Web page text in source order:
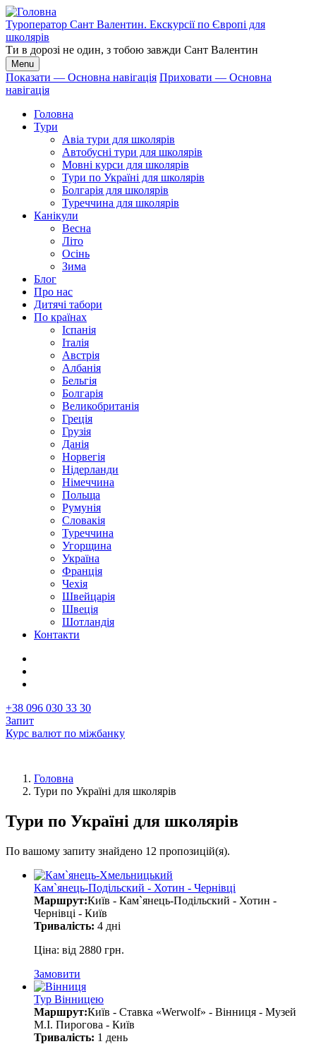
Перейти
до
основного
вмісту
Туроператор Сант Валентин. Екскурсії по Європі для
школярів
Ти в дорозі не один, з тобою завжди Сант Валентин
Menu
Основна
навігація
Показати — Основна навігація Приховати — Основна
навігація
Головна
Тури
Авіа тури для школярів
Автобусні тури для школярів
Мовні курси для школярів
Тури по Україні для школярів
Болгарія для школярів
Туреччина для школярів
Канікули
Весна
Літо
Осінь
Зима
Блог
Про нас
Дитячі табори
По країнах
Іспанія
Італія
Австрія
Албанія
Бельгія
Болгарія
Великобританія
Греція
Грузія
Данія
Норвегія
Нідерланди
Німеччина
Польща
Румунія
Словакія
Туреччина
Угорщина
Україна
Франція
Чехія
Швейцарія
Швеція
Шотландія
Контакти
+38 096 030 33 30
Запит
Курс валют по міжбанку
Рядок
навіґації
Головна
Тури по Україні для школярів
Тури по Україні для школярів
По вашому запиту знайдено 12 пропозицій(я).
Кам`янець-Подільский - Хотин - Чернівці
Маршрут:Київ - Кам`янець-Подільский - Хотин -
Чернівці - Київ
Тривалість: 4 дні
Ціна: від 2880 грн.
Замовити
Тур Вінницею
Маршрут:Київ - Ставка «Werwolf» - Вінниця - Музей
М.І. Пирогова - Київ
Тривалість: 1 день